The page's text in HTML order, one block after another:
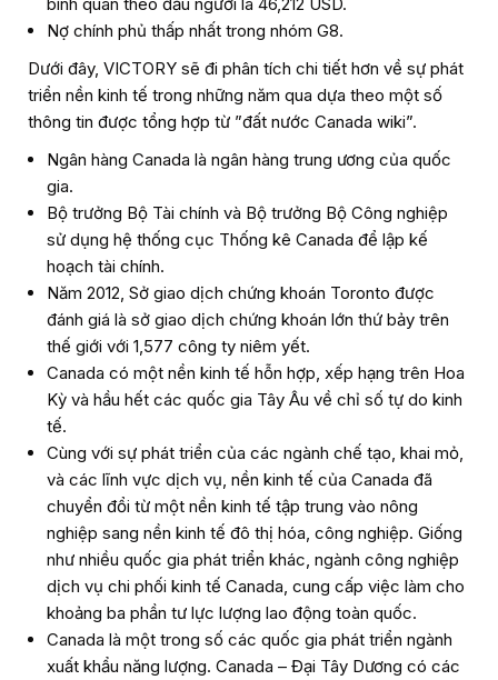
Nợ chính phủ thấp nhất trong nhóm G8.
Dưới đây, VICTORY sẽ đi phân tích chi tiết hơn về sự phát
triển nền kinh tế trong những năm qua dựa theo một số
thông tin được tổng hợp từ ”đất nước Canada wiki”.
Ngân hàng Canada là ngân hàng trung ương của quốc
gia.
Bộ trưởng Bộ Tài chính và Bộ trưởng Bộ Công nghiệp
sử dụng hệ thống cục Thống kê Canada để lập kế
hoạch tài chính.
Năm 2012, Sở giao dịch chứng khoán Toronto được
đánh giá là sở giao dịch chứng khoán lớn thứ bảy trên
thế giới với 1,577 công ty niêm yết.
Canada có một nền kinh tế hỗn hợp, xếp hạng trên Hoa
Kỳ và hầu hết các quốc gia Tây Âu về chỉ số tự do kinh
tế.
Cùng với sự phát triển của các ngành chế tạo, khai mỏ,
và các lĩnh vực dịch vụ, nền kinh tế của Canada đã
chuyển đổi từ một nền kinh tế tập trung vào nông
nghiệp sang nền kinh tế đô thị hóa, công nghiệp. Giống
như nhiều quốc gia phát triển khác, ngành công nghiệp
dịch vụ chi phối kinh tế Canada, cung cấp việc làm cho
khoảng ba phần tư lực lượng lao động toàn quốc.
Canada là một trong số các quốc gia phát triển ngành
xuất khẩu năng lượng. Canada – Đại Tây Dương có các